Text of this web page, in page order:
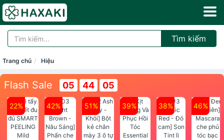
Tìm kiếm
Trang chủ Hiệu
Flash Sale 05 44 05
22% 42% 51% 39% 38% 46%